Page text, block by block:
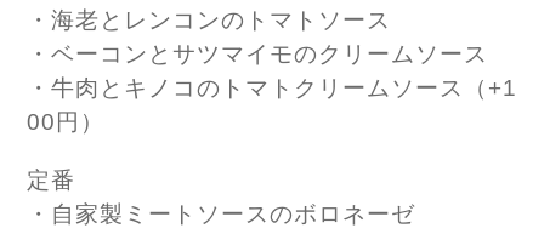
・海老とレンコンのトマトソース
・ベーコンとサツマイモのクリームソース
・牛肉とキノコのトマトクリームソース（+1
00円）
定番
・自家製ミートソースのボロネーゼ